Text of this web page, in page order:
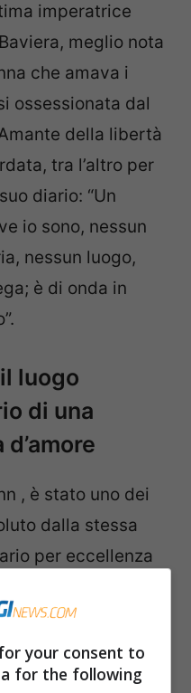
imperatrice
meglio nota
che amava i
ossessionata dal
della libertà
tra l’altro per
diario: “Un
io sono, nessun
nessun luogo,
è di onda in
luogo
di una
, è stato uno dei
dalla stessa
per eccellenza
con suo
In quel luogo,
tra i due, nella
che diede
your consent to
for the following